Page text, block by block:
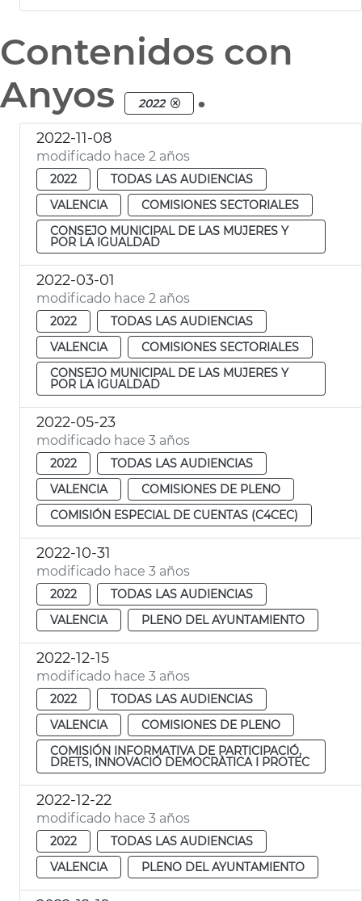
Contenidos con
Anyos
2022 .
2022-11-08
modificado hace 2 años
2022
TODAS LAS AUDIENCIAS
VALENCIA
COMISIONES SECTORIALES
CONSEJO MUNICIPAL DE LAS MUJERES Y
POR LA IGUALDAD
2022-03-01
modificado hace 2 años
2022
TODAS LAS AUDIENCIAS
VALENCIA
COMISIONES SECTORIALES
CONSEJO MUNICIPAL DE LAS MUJERES Y
POR LA IGUALDAD
2022-05-23
modificado hace 3 años
2022
TODAS LAS AUDIENCIAS
VALENCIA
COMISIONES DE PLENO
COMISIÓN ESPECIAL DE CUENTAS (C4CEC)
2022-10-31
modificado hace 3 años
2022
TODAS LAS AUDIENCIAS
VALENCIA
PLENO DEL AYUNTAMIENTO
2022-12-15
modificado hace 3 años
2022
TODAS LAS AUDIENCIAS
VALENCIA
COMISIONES DE PLENO
COMISIÓN INFORMATIVA DE PARTICIPACIÓ,
DRETS, INNOVACIÓ DEMOCRÀTICA I PROTEC
2022-12-22
modificado hace 3 años
2022
TODAS LAS AUDIENCIAS
VALENCIA
PLENO DEL AYUNTAMIENTO